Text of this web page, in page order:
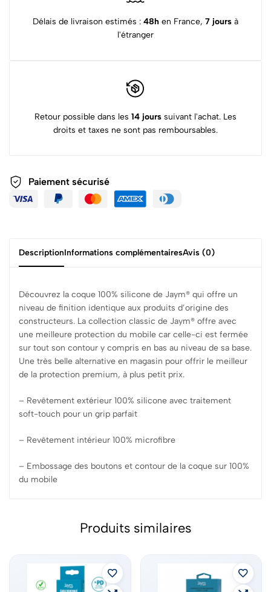
Délais de livraison estimés : 48h en France, 7 jours à
l'étranger
Retour possible dans les 14 jours suivant l'achat. Les
droits et taxes ne sont pas remboursables.
Paiement sécurisé
DescriptionInformations complémentairesAvis (0)
Découvrez la coque 100% silicone de Jaym® qui offre un
niveau de finition identique aux produits d’origine des
constructeurs. La collection classic de Jaym® offre avec
une meilleure protection du mobile car celle-ci est fermée
sur tout son contour y compris en bas au niveau de sa base.
Une très belle alternative en magasin pour offrir le meilleur
de la protection premium, à plus petit prix.
– Revêtement extérieur 100% silicone avec traitement
soft-touch pour un grip parfait
– Revêtement intérieur 100% microfibre
– Embossage des boutons et contour de la coque sur 100%
du mobile
Produits similaires